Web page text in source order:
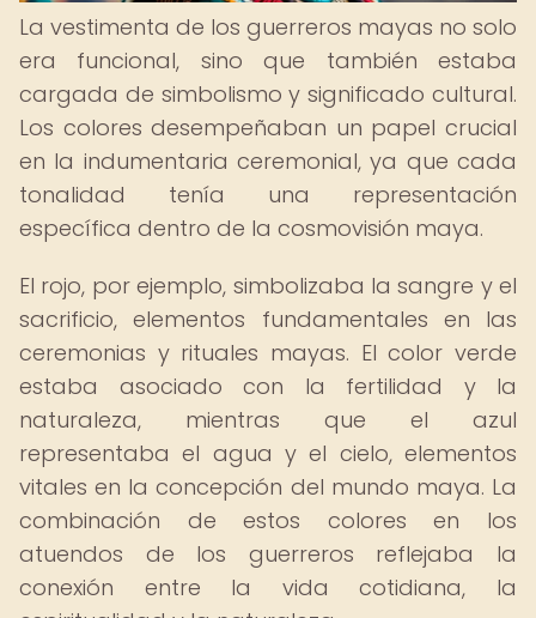
La vestimenta de los guerreros mayas no solo
era funcional, sino que también estaba
cargada de simbolismo y significado cultural.
Los colores desempeñaban un papel crucial
en la indumentaria ceremonial, ya que cada
tonalidad tenía una representación
específica dentro de la cosmovisión maya.
El rojo, por ejemplo, simbolizaba la sangre y el
sacrificio, elementos fundamentales en las
ceremonias y rituales mayas. El color verde
estaba asociado con la fertilidad y la
naturaleza, mientras que el azul
representaba el agua y el cielo, elementos
vitales en la concepción del mundo maya. La
combinación de estos colores en los
atuendos de los guerreros reflejaba la
conexión entre la vida cotidiana, la